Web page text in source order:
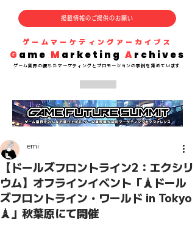
G ame M arketing Archives
​ゲーム業界の優れた マーケティングとプロモーションの事例を集めています
掲載情報のご提供のお願い
​ゲームマーケティングアーカイブス
【ドールズフロントライン2：エクシリ
ウム】オフラインイベント「🗼ドール
ズフロントライン・ワールド in Tokyo
🗼」秋葉原にて開催
emi